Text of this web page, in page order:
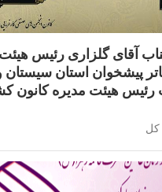
آقای گلزاری رئیس
پیشخوان استان سیستان
رئیس هیئت مدیره کانون
کل